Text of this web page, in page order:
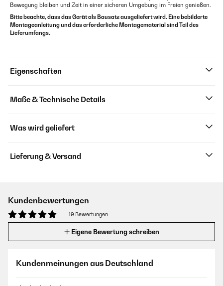
Bewegung bleiben und Zeit in einer sicheren Umgebung im Freien genießen.
Bitte beachte, dass das Gerät als Bausatz ausgeliefert wird. Eine bebilderte
Montageanleitung und das erforderliche Montagematerial sind Teil des
Lieferumfangs.
Eigenschaften
Maße & Technische Details
Was wird geliefert
Lieferung & Versand
Kundenbewertungen
19 Bewertungen
Eigene Bewertung schreiben
Kundenmeinungen aus Deutschland